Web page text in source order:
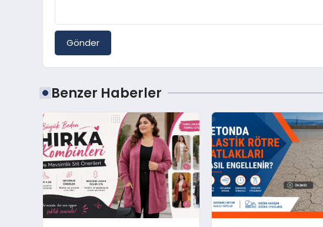
Gönder
Benzer Haberler